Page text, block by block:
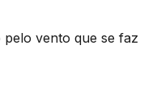
vento que se faz